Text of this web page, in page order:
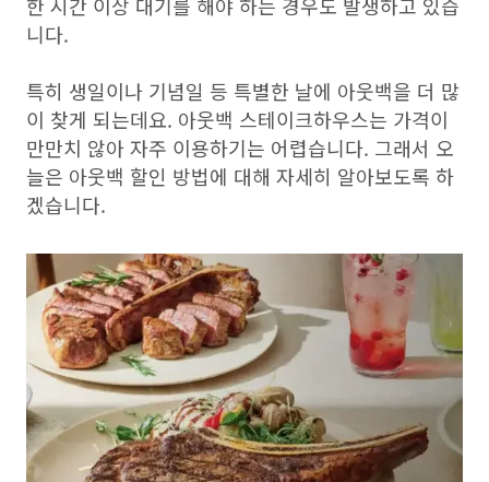
니다.
특히 생일이나 기념일 등 특별한 날에 아웃백을 더 많
이 찾게 되는데요. 아웃백 스테이크하우스는 가격이
만만치 않아 자주 이용하기는 어렵습니다. 그래서 오
늘은 아웃백 할인 방법에 대해 자세히 알아보도록 하
겠습니다.